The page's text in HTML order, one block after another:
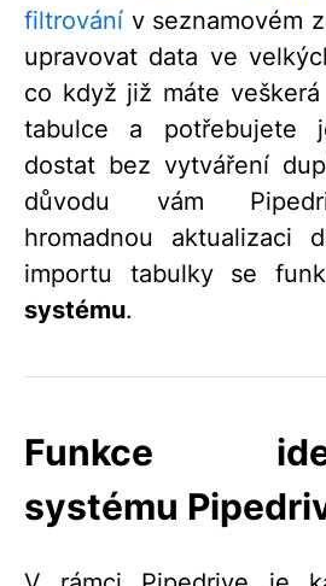
filtrování v seznamovém
upravovat data ve
co když již máte
tabulce a potřebujete
dostat bez vytváření
důvodu vám
hromadnou aktualizaci
importu tabulky se
systému.
Funkce
systému